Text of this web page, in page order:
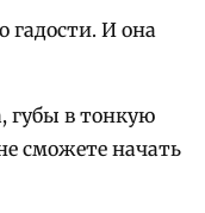
гадости. И она
губы в тонкую
сможете начать